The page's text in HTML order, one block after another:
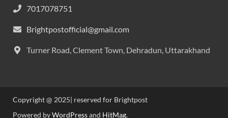
7017078751
Brightpostofficial@gmail.com
Turner Road, Clement Town, Dehradun, Uttarakhand
Copyright @ 2025| reserved for Brightpost
Powered byWordPressand HitMag.